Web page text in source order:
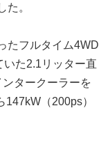
た。
たフルタイム4WD
た2.1リッター直
タークーラーを
（200ps）